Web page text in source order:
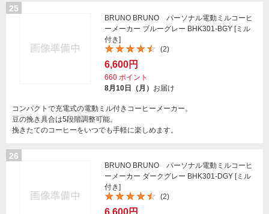
25
BRUNO BRUNO パーソナル電動ミルコーヒ
ーメーカー ブルーグレー BHK301-BGY [ミル
付き]
(2)
6,600円
660 ポイント
8月10日（月） お届け
コンパクトで充電式の電動ミル付きコーヒーメーカー。
豆の挽き具合は5段階調整可能。
挽きたてのコーヒーをいつでも手軽に楽しめます。
26
BRUNO BRUNO パーソナル電動ミルコーヒ
ーメーカー ダークグレー BHK301-DGY [ミル
付き]
(2)